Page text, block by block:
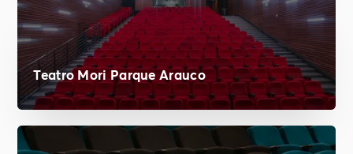
Teatro Mori Parque Arauco